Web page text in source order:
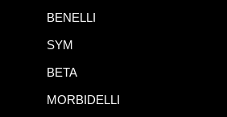
BENELLI
SYM
BETA
MORBIDELLI